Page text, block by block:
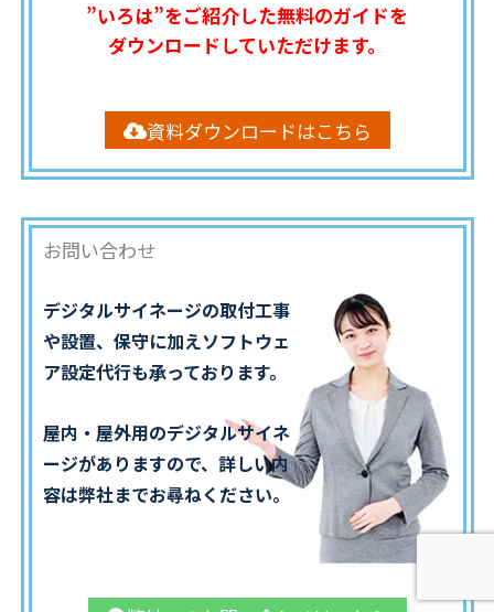
”いろは”をご紹介した無料のガイドを
ダウンロードしていただけます。
資料ダウンロードはこちら
お問い合わせ
デジタルサイネージの取付工事
や設置、保守に加えソフトウェ
ア設定代行も承っております。
屋内・屋外用のデジタルサイネ
ージがありますので、詳しい内
容は弊社までお尋ねください。